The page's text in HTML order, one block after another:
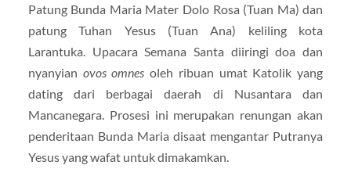
Patung Bunda Maria Mater Dolo Rosa (Tuan Ma) dan
patung Tuhan Yesus (Tuan Ana) keliling kota
Larantuka. Upacara Semana Santa diiringi doa dan
nyanyian ovos omnes oleh ribuan umat Katolik yang
dating dari berbagai daerah di Nusantara dan
Mancanegara. Prosesi ini merupakan renungan akan
penderitaan Bunda Maria disaat mengantar Putranya
Yesus yang wafat untuk dimakamkan.